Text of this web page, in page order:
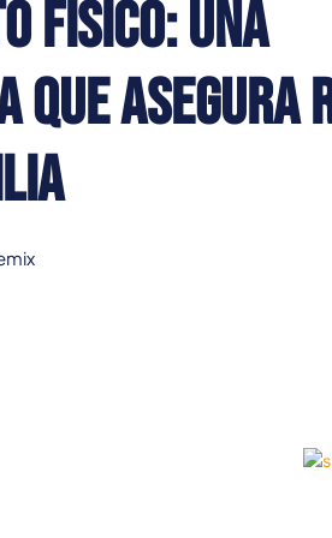
físico: una
que asegura